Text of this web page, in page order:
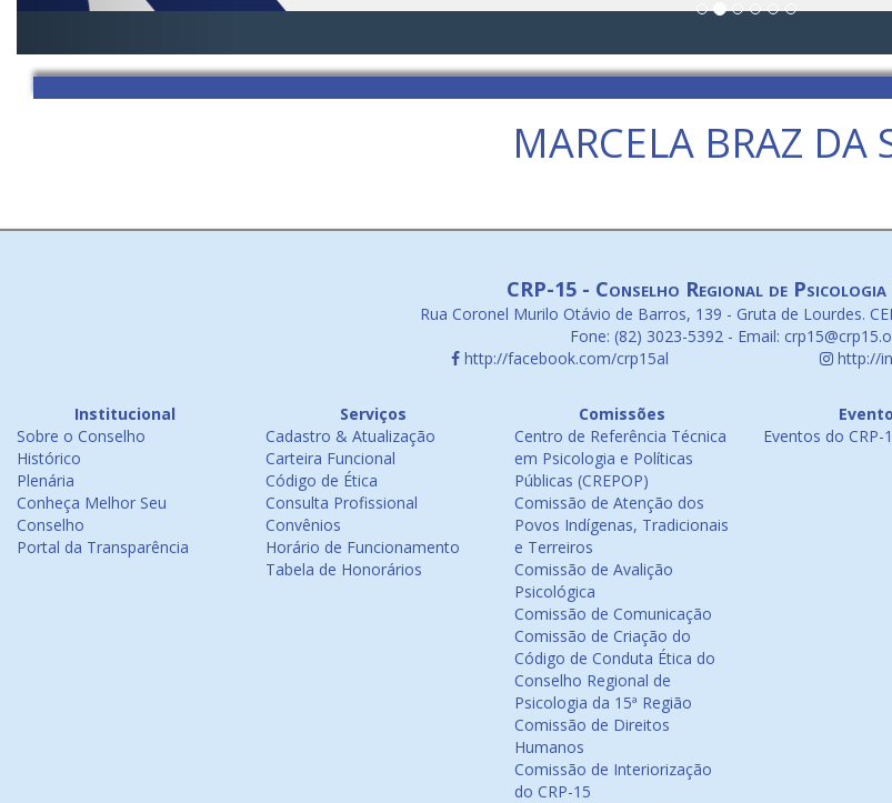
MARCELA BRAZ DA
CRP-15 - Conselho Regional de Psicologia
Rua Coronel Murilo Otávio de Barros, 139 - Gruta de Lourdes.
Fone: (82) 3023-5392 - Email:
http://facebook.com/crp15al
http://
Institucional
Sobre o Conselho
Histórico
Plenária
Conheça Melhor Seu
Conselho
Portal da Transparência
Serviços
Cadastro & Atualização
Carteira Funcional
Código de Ética
Consulta Profissional
Convênios
Horário de Funcionamento
Tabela de Honorários
Comissões
Centro de Referência Técnica
em Psicologia e Políticas
Públicas (CREPOP)
Comissão de Atenção dos
Povos Indígenas, Tradicionais
e Terreiros
Comissão de Avalição
Psicológica
Comissão de Comunicação
Comissão de Criação do
Código de Conduta Ética do
Conselho Regional de
Psicologia da 15ª Região
Comissão de Direitos
Humanos
Comissão de Interiorização
do CRP-15
Eventos do CRP-